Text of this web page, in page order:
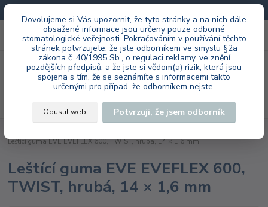
Dovolujeme si Vás upozornit, že tyto stránky a na nich dále
obsažené informace jsou určeny pouze odborné
stomatologické veřejnosti. Pokračováním v používání těchto
stránek potvrzujete, že jste odborníkem ve smyslu §2a
zákona č. 40/1995 Sb., o regulaci reklamy, ve znění
pozdějších předpisů, a že jste si vědom(a) rizik, která jsou
spojena s tím, že se seznámíte s informacemi takto
určenými pro případ, že odborníkem nejste.
Opustit web Potvrzuji, že jsem odborník
Menu
Hledat
+420 603 985 555 za0 Kč
Leštící guma EVE EVEFLEX 600, TWIST, hrubá, 14 × 1,6 mm
Leštící guma EVE EVEFLEX 600,
TWIST, hrubá, 14 × 1,6 mm